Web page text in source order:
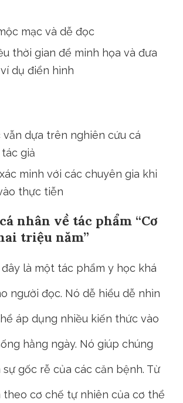
mạc và dễ đọc
thời gian để minh họa và đưa
dụ điển hình
vẫn dựa trên nghiên cứu cá
giả
minh với các chuyên gia khi
thực tiễn
nhân về tác phẩm “Cơ
triệu năm”
là một tác phẩm y học khá
người đọc. Nó dễ hiểu dễ nhìn
áp dụng nhiều kiến thức vào
hằng ngày. Nó giúp chúng
gốc rễ của các căn bệnh. Từ
theo cơ chế tự nhiên của cơ thể